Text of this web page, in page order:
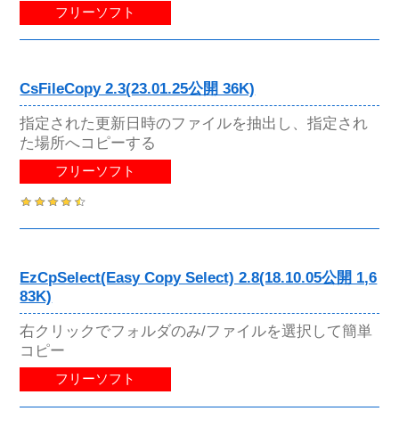
フリーソフト
CsFileCopy 2.3(23.01.25公開 36K)
指定された更新日時のファイルを抽出し、指定され
た場所へコピーする
フリーソフト
EzCpSelect(Easy Copy Select) 2.8(18.10.05公開 1,6
83K)
右クリックでフォルダのみ/ファイルを選択して簡単
コピー
フリーソフト